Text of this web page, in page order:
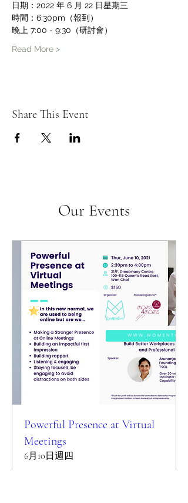
日期：2022 年 6 月 22 日星期三
時間：6:30pm（報到）
晚上 7:00 - 9:30（研討會）
Read More >
Share This Event
Our Events
Powerful Presence at Virtual
Meetings
6月10日週四